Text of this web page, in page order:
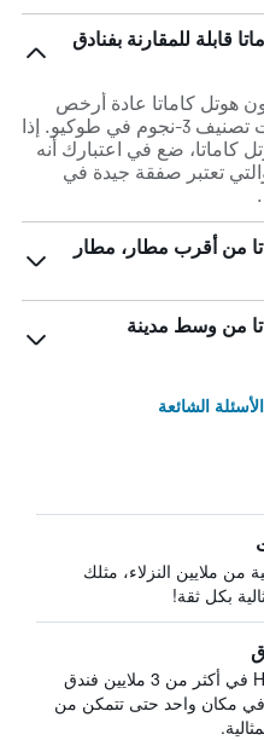
قابلة للمقارنة بفنادق
هوتل كاماتا عادة أرخص
بنسبة 37% عن المعدل لفنادق ذات تصنيف 3-نجوم في طوكيو. إذا
كاماتا، ضع في اعتبارك أنه
، والتي تعتبر صفقة جيدة في
من أقرب مطار، مطار
من وسط مدينة
الشائعة
من ملايين النزلاء، مثلك
بكل ثقة!
يبحث HotelsCombined في أكثر من 3 ملايين فندق
في مكان واحد حتى تتمكن من